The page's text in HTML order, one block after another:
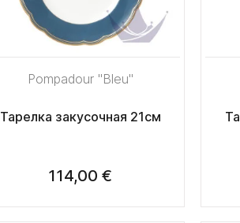
Pompadour "Bleu"
Тарелка закусочная 21см
114,00 €